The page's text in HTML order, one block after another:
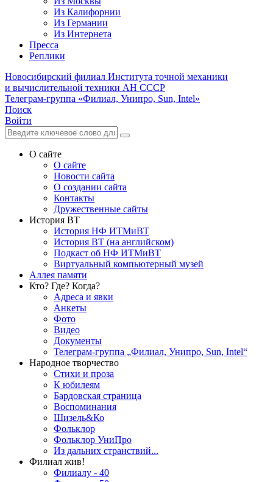
Из Калифорнии
Из Германии
Из Интернета
Пресса
Реплики
Новосибирский филиал Института точной механики
и вычислительной техники АН СССР
Телеграм-группа «Филиал, Унипро, Sun, Intel»
Поиск
Войти
О сайте
О сайте
Новости сайта
О создании сайта
Контакты
Дружественные сайты
История ВТ
История НФ ИТМиВТ
История ВТ (на английском)
Подкаст об НФ ИТМиВТ
Виртуальный компьютерный музей
Аллея памяти
Кто? Где? Когда?
Адреса и явки
Анкеты
Фото
Видео
Документы
Телеграм-группа „Филиал, Унипро, Sun, Intel“
Народное творчество
Стихи и проза
К юбилеям
Бардовская страница
Воспоминания
Шизель&Ко
Фольклор
Фольклор УниПро
Из дальних странствий...
Филиал жив!
Филиалу - 40